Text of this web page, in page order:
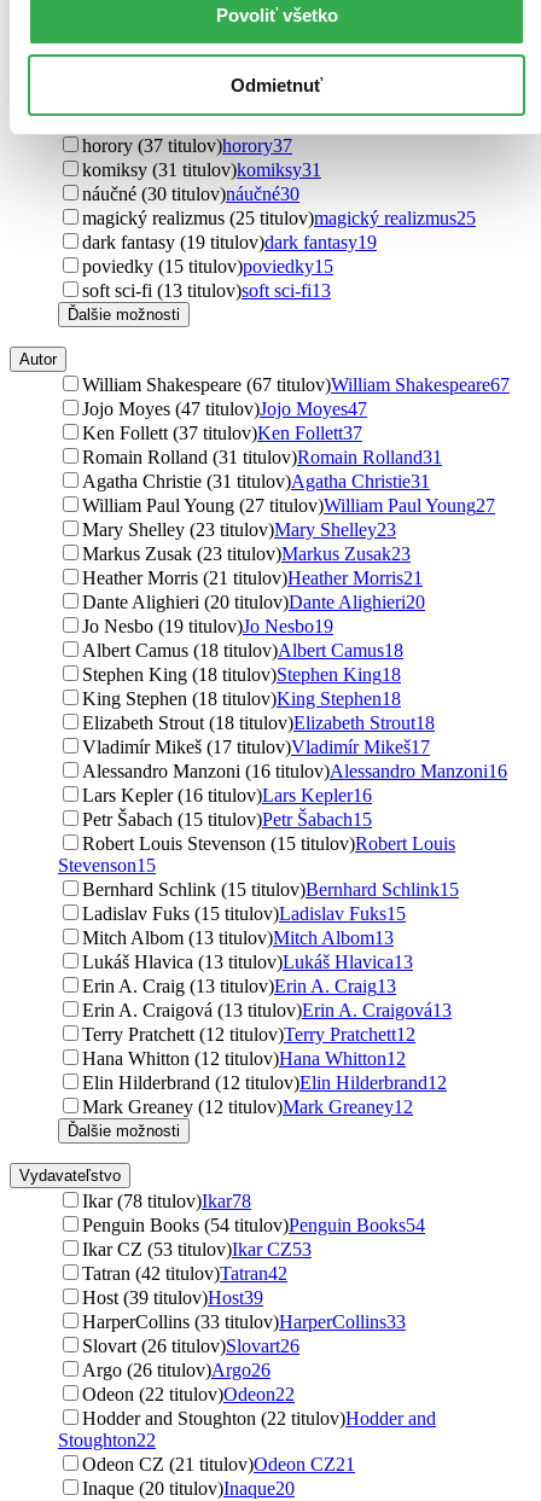
Povoliť všetko
Odmietnuť
thrillery (118 titulov)thrillery118
detektívky (95 titulov)detektívky
sci-fi (43 titulov)sci-fi43
horory (37 titulov)horory37
komiksy (31 titulov)komiksy31
náučné (30 titulov)náučné30
magický realizmus (25 titulov)magický realizmus25
dark fantasy (19 titulov)dark fantasy19
poviedky (15 titulov)poviedky15
soft sci-fi (13 titulov)soft sci-fi13
Ďalšie možnosti
Autor
William Shakespeare (67 titulov)William Shakespeare67
Jojo Moyes (47 titulov)Jojo Moyes47
Ken Follett (37 titulov)Ken Follett37
Romain Rolland (31 titulov)Romain Rolland31
Agatha Christie (31 titulov)Agatha Christie31
William Paul Young (27 titulov)William Paul Young27
Mary Shelley (23 titulov)Mary Shelley23
Markus Zusak (23 titulov)Markus Zusak23
Heather Morris (21 titulov)Heather Morris21
Dante Alighieri (20 titulov)Dante Alighieri20
Jo Nesbo (19 titulov)Jo Nesbo19
Albert Camus (18 titulov)Albert Camus18
Stephen King (18 titulov)Stephen King18
King Stephen (18 titulov)King Stephen18
Elizabeth Strout (18 titulov)Elizabeth Strout18
Vladimír Mikeš (17 titulov)Vladimír Mikeš17
Alessandro Manzoni (16 titulov)Alessandro Manzoni16
Lars Kepler (16 titulov)Lars Kepler16
Petr Šabach (15 titulov)Petr Šabach15
Robert Louis Stevenson (15 titulov)Robert Louis
Stevenson15
Bernhard Schlink (15 titulov)Bernhard Schlink15
Ladislav Fuks (15 titulov)Ladislav Fuks15
Mitch Albom (13 titulov)Mitch Albom13
Lukáš Hlavica (13 titulov)Lukáš Hlavica13
Erin A. Craig (13 titulov)Erin A. Craig13
Erin A. Craigová (13 titulov)Erin A. Craigová13
Terry Pratchett (12 titulov)Terry Pratchett12
Hana Whitton (12 titulov)Hana Whitton12
Elin Hilderbrand (12 titulov)Elin Hilderbrand12
Mark Greaney (12 titulov)Mark Greaney12
Ďalšie možnosti
Vydavateľstvo
Ikar (78 titulov)Ikar78
Penguin Books (54 titulov)Penguin Books54
Ikar CZ (53 titulov)Ikar CZ53
Tatran (42 titulov)Tatran42
Host (39 titulov)Host39
HarperCollins (33 titulov)HarperCollins33
Slovart (26 titulov)Slovart26
Argo (26 titulov)Argo26
Odeon (22 titulov)Odeon22
Hodder and Stoughton (22 titulov)Hodder and
Stoughton22
Odeon CZ (21 titulov)Odeon CZ21
Inaque (20 titulov)Inaque20